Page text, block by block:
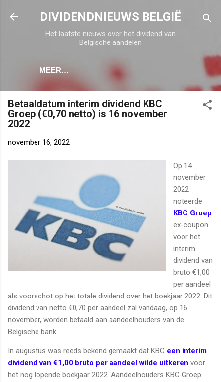
Doorgaan naar hoofdcontent
DIVIDENDNIEUWS BELGIË
Het laatste nieuws over het dividend van
Belgische aandelen
MEER…
Betaaldatum interim dividend KBC
Groep (€0,70 netto) is 16 november
2022
november 16, 2022
Op 14
november
2022
noteerde
KBC Groep
ex-coupon
voor het
interim
dividend van
bruto €1,00
per aandeel
als voorschot op het totale dividend over het boekjaar 2022. Dit
dividend van netto €0,70 per aandeel zal vandaag, op 16
november, worden betaald aan aandeelhouders van de
Belgische bank.
In augustus was reeds bekend gemaakt dat KBC een interim
dividend van €1,00 bruto per aandeel wilde uitkeren voor
het nog lopende boekjaar 2022. Aandeelhouders KBC Groep